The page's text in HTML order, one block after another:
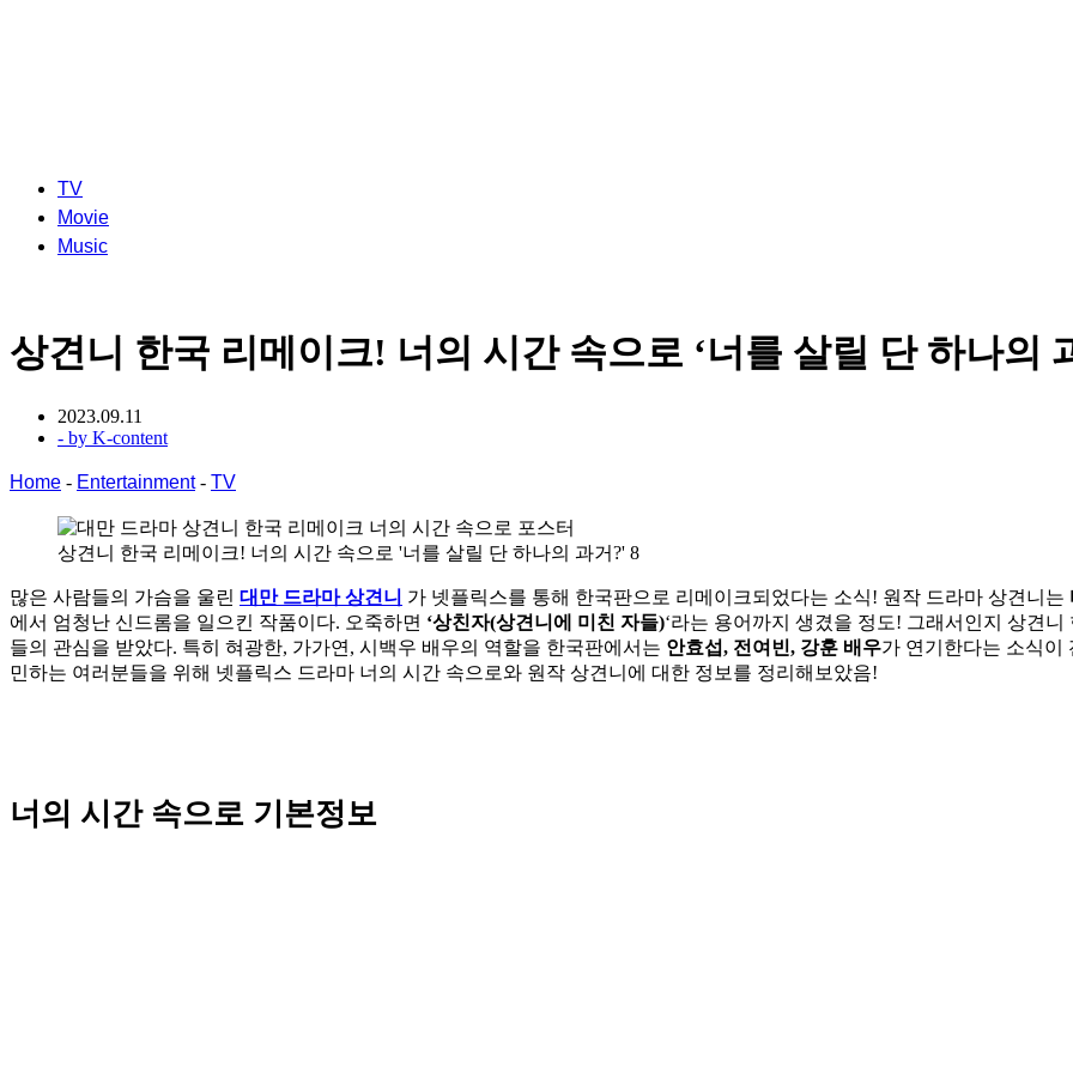
TV
Movie
Music
상견니 한국 리메이크! 너의 시간 속으로 ‘너를 살릴 단 하나의
2023.09.11
- by K-content
Home - Entertainment- TV
상견니 한국 리메이크! 너의 시간 속으로 '너를 살릴 단 하나의 과거?' 8
많은 사람들의 가슴을 울린 대만 드라마 상견니 가 넷플릭스를 통해 한국판으로 리메이크되었다는 소식! 원작 드라마 상견니는
에서 엄청난 신드롬을 일으킨 작품이다. 오죽하면 ‘상친자(상견니에 미친 자들)‘라는 용어까지 생겼을 정도! 그래서인지 상견
들의 관심을 받았다. 특히 혀광한, 가가연, 시백우 배우의 역할을 한국판에서는 안효섭, 전여빈, 강훈 배우가 연기한다는 소식이
민하는 여러분들을 위해 넷플릭스 드라마 너의 시간 속으로와 원작 상견니에 대한 정보를 정리해보았음!
너의 시간 속으로 기본정보